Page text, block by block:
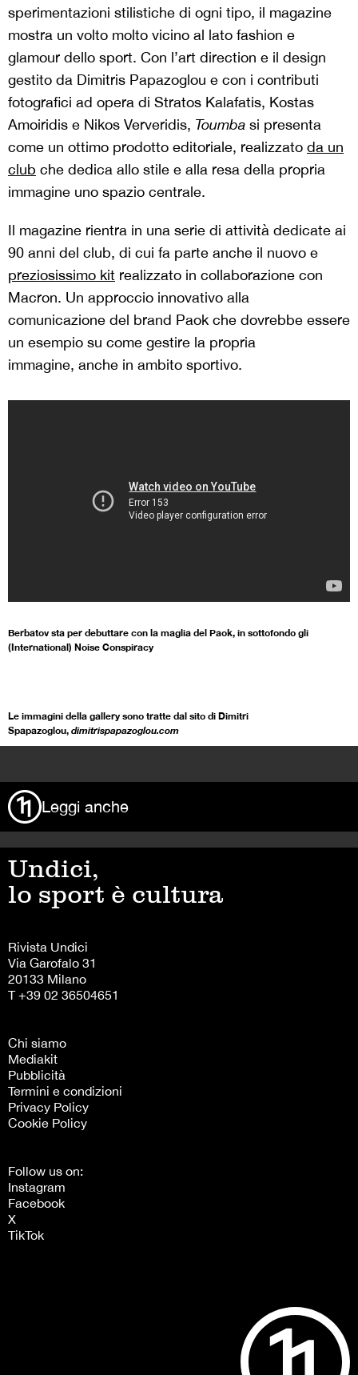
sperimentazioni stilistiche di ogni tipo, il magazine
mostra un volto molto vicino al lato fashion e
glamour dello sport. Con l’art direction e il design
gestito da Dimitris Papazoglou e con i contributi
fotografici ad opera di Stratos Kalafatis, Kostas
Amoiridis e Nikos Ververidis, Toumba si presenta
come un ottimo prodotto editoriale, realizzato da un
club che dedica allo stile e alla resa della propria
immagine uno spazio centrale.
Il magazine rientra in una serie di attività dedicate ai
90 anni del club, di cui fa parte anche il nuovo e
preziosissimo kit realizzato in collaborazione con
Macron. Un approccio innovativo alla
comunicazione del brand Paok che dovrebbe essere
un esempio su come gestire la propria
immagine, anche in ambito sportivo.
Berbatov sta per debuttare con la maglia del Paok, in sottofondo gli
(International) Noise Conspiracy
Le immagini della gallery sono tratte dal sito di Dimitri
Spapazoglou, dimitrispapazoglou.com
Leggi anche
Undici,
lo sport è cultura
Rivista Undici
Via Garofalo 31
20133 Milano
T +39 02 36504651
Chi siamo
Mediakit
Pubblicità
Termini e condizioni
Privacy Policy
Cookie Policy
Follow us on:
Instagram
Facebook
X
TikTok